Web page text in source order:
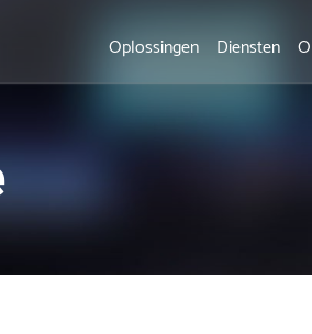
Oplossingen Diensten